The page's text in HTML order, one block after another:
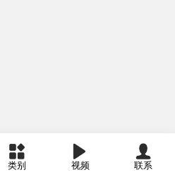
类别 视频 联系